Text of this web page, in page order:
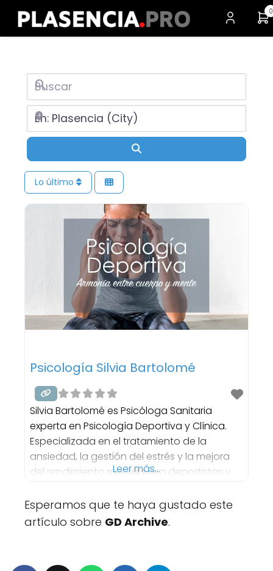
0
Buscar
Cerca de
Lo último
Psicología Silvia Bartolomé
Silvia Bartolomé es Psicóloga Sanitaria
experta en Psicología Deportiva y Clínica.
Especializada en el tratamiento de la
ansiedad, la gestión del estrés y la mejora
del rendimiento mental para deportistas y
personalizado y basado en la evidencia
para recuperar el bienestar emocional y
(Chamberí), y
Leer más...
Esperamos que te haya gustado este
artículo sobre GD Archive.